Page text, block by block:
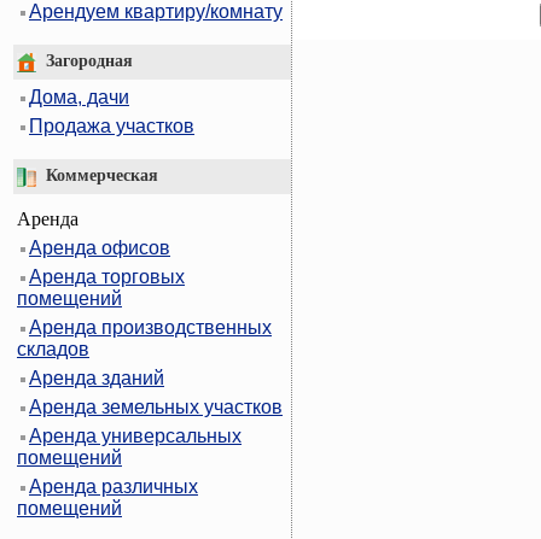
Арендуем квартиру/комнату
Загородная
Дома, дачи
Продажа участков
Коммерческая
Аренда
Аренда офисов
Аренда торговых
помещений
Аренда производственных
складов
Аренда зданий
Аренда земельных участков
Аренда универсальных
помещений
Аренда различных
помещений